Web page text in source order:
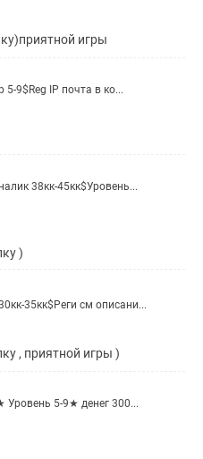
игры
5-9$Reg IP почта в ко...
38кк-45кк$Уровень...
)
35кк$Реги см описани...
, приятной игры )
Уровень 5-9★ денег 300...